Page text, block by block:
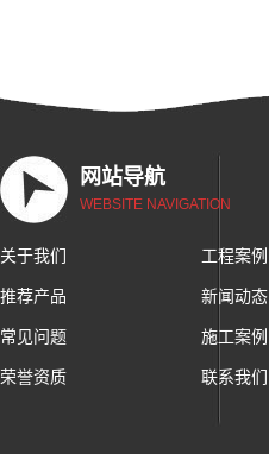
网站导航
WEBSITE NAVIGATION
关于我们 工程案例
推荐产品 新闻动态
常见问题 施工案例
荣誉资质 联系我们